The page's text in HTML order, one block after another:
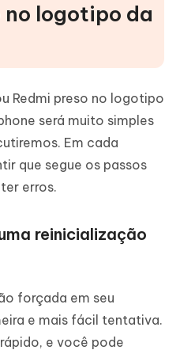
logotipo da
Redmi preso no logotipo
será muito simples
Em cada
que segue os passos
erros.
reinicialização
forçada em seu
e mais fácil tentativa.
e você pode